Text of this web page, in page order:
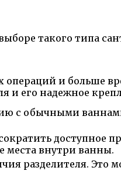
такого типа
операций и больше
и его надежное
с обычными
доступное
места внутри ванны.
разделителя.